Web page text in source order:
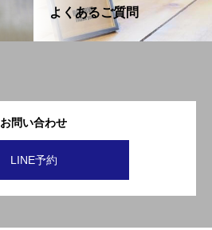
よくあるご質問
お問い合わせ
LINE予約